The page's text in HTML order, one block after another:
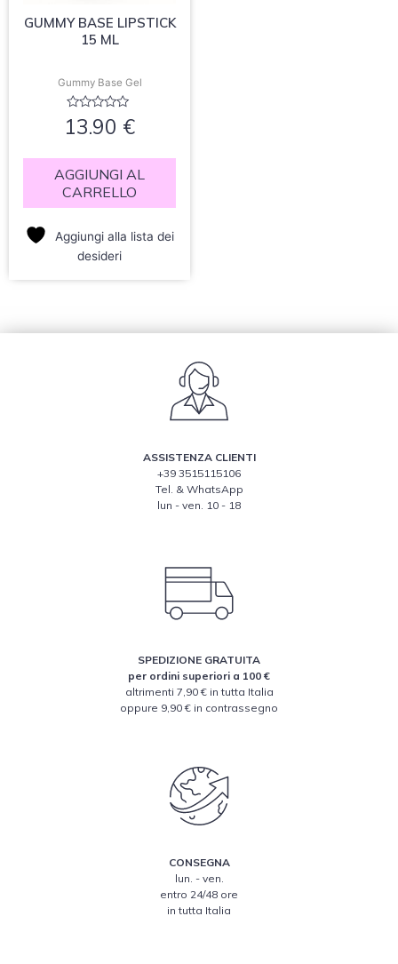
GUMMY BASE LIPSTICK
15 ML
Gummy Base Gel
Valutato
0
13.90 €
AGGIUNGI AL
CARRELLO
Aggiungi alla lista dei
desideri
ASSISTENZA CLIENTI
+39 3515115106
Tel. & WhatsApp
lun - ven. 10 - 18
SPEDIZIONE GRATUITA
per ordini superiori a 100 €
altrimenti 7,90 € in tutta Italia
oppure 9,90 € in contrassegno
CONSEGNA
lun. - ven.
entro 24/48 ore
in tutta Italia